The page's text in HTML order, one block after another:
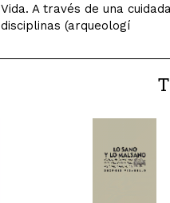
Vida. A través de una
disciplinas (arqueologí